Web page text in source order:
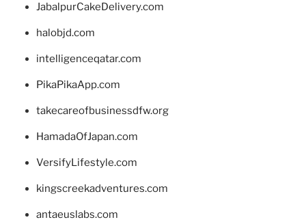
JabalpurCakeDelivery.com
halobjd.com
intelligenceqatar.com
PikaPikaApp.com
takecareofbusinessdfw.org
HamadaOfJapan.com
VersifyLifestyle.com
kingscreekadventures.com
antaeuslabs.com